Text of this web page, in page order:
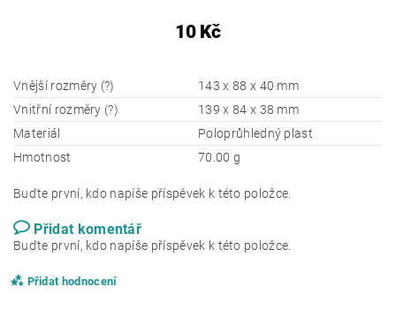
10 Kč
Vnější rozměry (?)
143 x 88 x 40 mm
Vnitřní rozměry (?)
139 x 84 x 38 mm
Materiál
Poloprůhledný plast
Hmotnost
70.00 g
Buďte první, kdo napíše příspěvek k této položce.
Přidat komentář
Buďte první, kdo napíše příspěvek k této položce.
Přidat hodnocení